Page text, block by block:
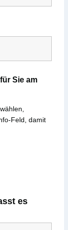
Sie am
Feld, damit
es